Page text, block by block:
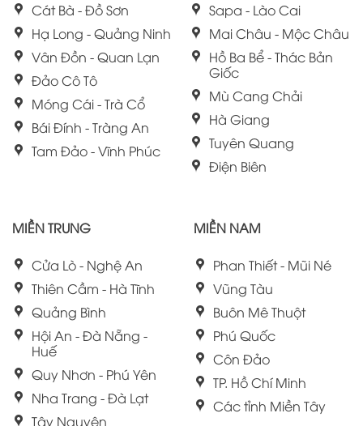
Cát Bà - Đồ Sơn
Hạ Long - Quảng Ninh
Vân Đồn - Quan Lạn
Đảo Cô Tô
Móng Cái - Trà Cổ
Bái Đính - Tràng An
Tam Đảo - Vĩnh Phúc
Sapa - Lào Cai
Mai Châu - Mộc Châu
Hồ Ba Bể - Thác Bản
Giốc
Mù Cang Chải
Hà Giang
Tuyên Quang
Điện Biên
MIỀN TRUNG
Cửa Lò - Nghệ An
Thiên Cầm - Hà Tĩnh
Quảng Bình
Hội An - Đà Nẵng -
Huế
Quy Nhơn - Phú Yên
Nha Trang - Đà Lạt
Tây Nguyên
MIỀN NAM
Phan Thiết - Mũi Né
Vũng Tàu
Buôn Mê Thuột
Phú Quốc
Côn Đảo
TP. Hồ Chí Minh
Các tỉnh Miền Tây